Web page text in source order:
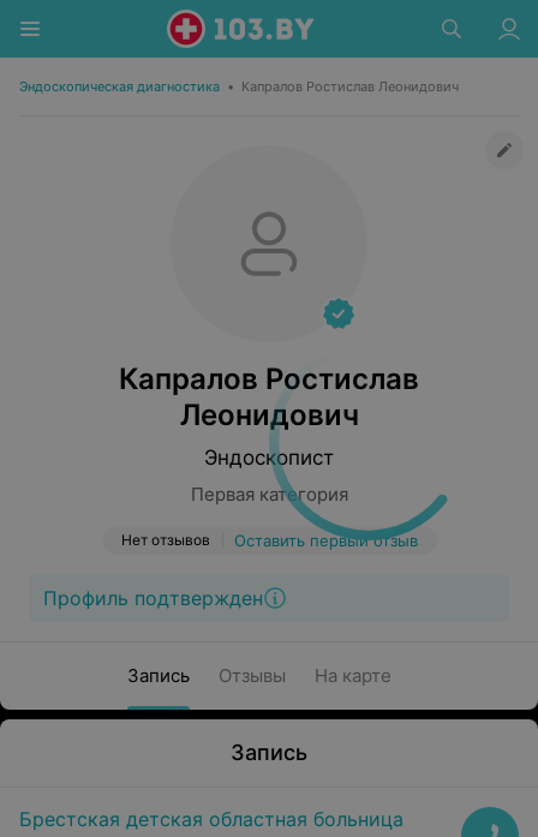
Эндоскопическая диагностика • Капралов Ростислав Леонидович
Капралов Ростислав
Леонидович
Эндоскопист
Первая категория
Нет отзывов Оставить первый отзыв
Профиль подтвержден
Запись Отзывы На карте
Запись
Брестская детская областная больница